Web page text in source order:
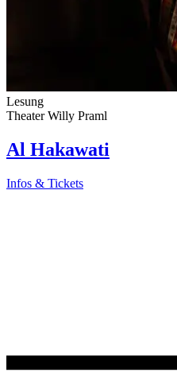
Lesung
Theater Willy Praml
Al Hakawati
Infos & Tickets